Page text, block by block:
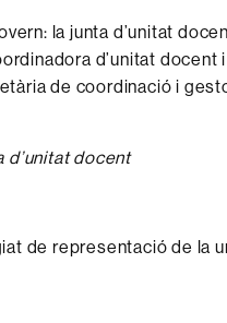
lajunta d’unitat
d’unitat docent
de coordinació i
d’unitat docent
de representació de la